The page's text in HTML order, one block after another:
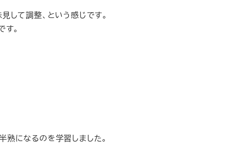
して調整、という感じです。
。
になるのを学習しました。